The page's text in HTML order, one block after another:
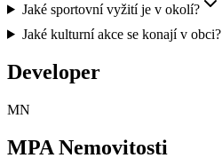
Jaké sportovní vyžití je v okolí?
Jaké kulturní akce se konají v obci?
Developer
MN
MPA Nemovitosti